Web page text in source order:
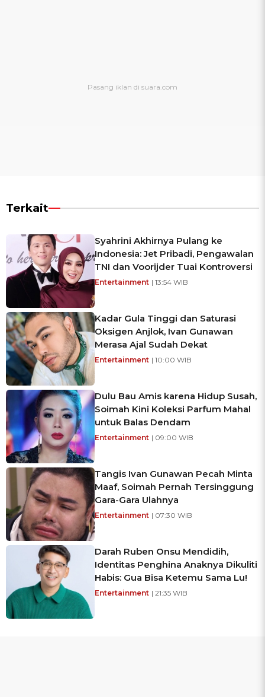
Terkait
Syahrini Akhirnya Pulang ke
Indonesia: Jet Pribadi, Pengawalan
TNI dan Voorijder Tuai Kontroversi
Entertainment | 13:54 WIB
Kadar Gula Tinggi dan Saturasi
Oksigen Anjlok, Ivan Gunawan
Merasa Ajal Sudah Dekat
Entertainment | 10:00 WIB
Dulu Bau Amis karena Hidup Susah,
Soimah Kini Koleksi Parfum Mahal
untuk Balas Dendam
Entertainment | 09:00 WIB
Tangis Ivan Gunawan Pecah Minta
Maaf, Soimah Pernah Tersinggung
Gara-Gara Ulahnya
Entertainment | 07:30 WIB
Darah Ruben Onsu Mendidih,
Identitas Penghina Anaknya Dikuliti
Habis: Gua Bisa Ketemu Sama Lu!
Entertainment | 21:35 WIB